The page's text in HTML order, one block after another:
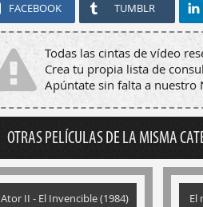
FACEBOOK TUMBLR
Todas las cintas de vídeo
Crea tu propia lista de
Apúntate sin falta a nuestro
OTRAS PELÍCULAS DE LA MISMA
Ator II - El Invencible (1984)
El